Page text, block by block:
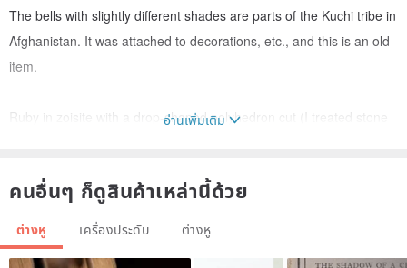
The bells with slightly different shades are parts of the Kuchi tribe in
Afghanistan. It was attached to decorations, etc., and this is an old
item.
Ruby in zoisite with a drop-shaped polyhedron cut (I treated stone
It is a voluminous earring that you can enjoy a sense of ethnicity.
อ่านเพิ่มเติม
คนอื่นๆ ก็ดูสินค้าเหล่านี้ด้วย
ต่างหู เครื่องประดับ ต่างหู